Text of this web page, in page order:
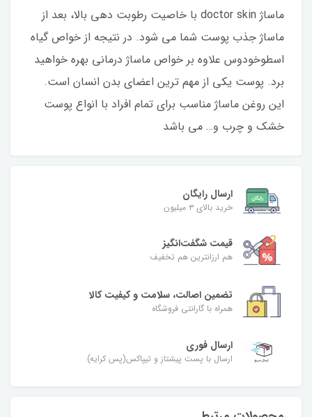
ماساژ doctor skin با خاصیت رطوبت دهی بالا، بعد از
ماساژ جذب پوست شما می شود. در نتیجه از خواص گیاه
اسطوخودوس علاوه بر خواص ماساژ درمانی بهره خواهید
برد. پوست یکی از مهم ترین اعضای بدن انسان است.
این روغن ماساژ مناسب برای تمام افراد با انواع پوست
خشک و چرب و… می باشد
ارسال رایگان
خرید بالای ۳ میلیون
قیمت شگفت‌انگیز
هم ارزانترین هم تخفیف
تضمین اصالت، سلامت و کیفیت کالا
همراه با گارانتی فروشگاه
ارسال فوری
ارسال با پست پیشتاز و تیپاکس(پس کرایه)